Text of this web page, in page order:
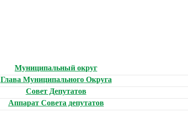
Муниципальный округ
Глава Муниципального Округа
Совет Депутатов
Аппарат Совета депутатов